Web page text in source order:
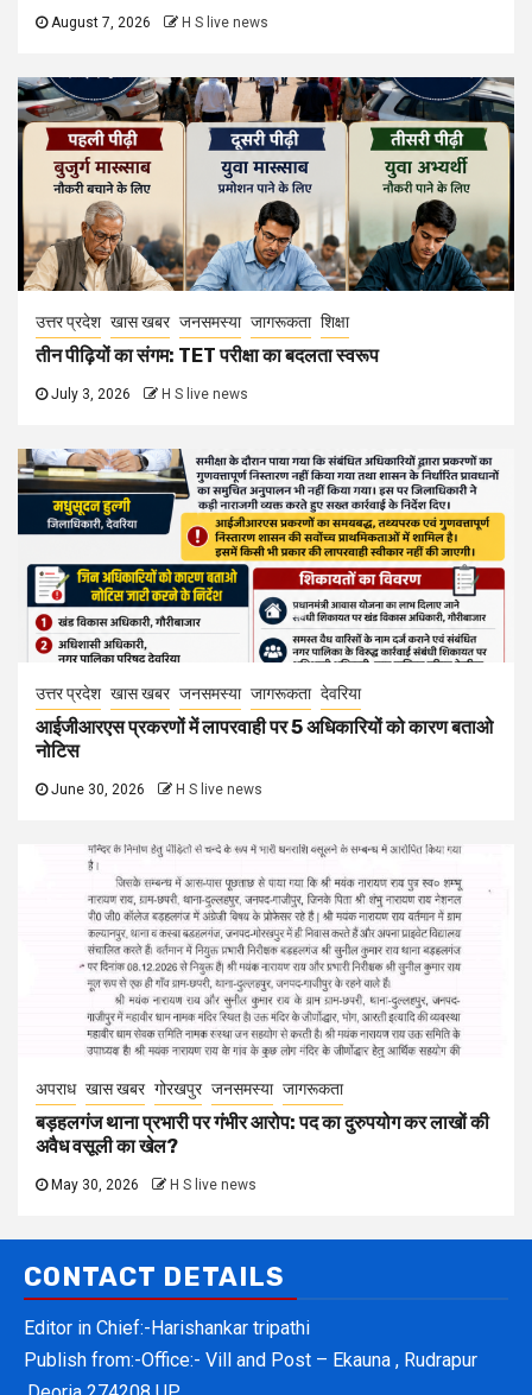
August 7, 2026 H S live news
उत्तर प्रदेश खास खबर जनसमस्या जागरूकता शिक्षा
तीन पीढ़ियों का संगम: TET परीक्षा का बदलता स्वरूप
July 3, 2026 H S live news
उत्तर प्रदेश खास खबर जनसमस्या जागरूकता देवरिया
आईजीआरएस प्रकरणों में लापरवाही पर 5 अधिकारियों को कारण बताओ
नोटिस
June 30, 2026 H S live news
अपराध खास खबर गोरखपुर जनसमस्या जागरूकता
बड़हलगंज थाना प्रभारी पर गंभीर आरोप: पद का दुरुपयोग कर लाखों की
अवैध वसूली का खेल?
May 30, 2026 H S live news
CONTACT DETAILS
Editor in Chief:-Harishankar tripathi
Publish from:-Office:- Vill and Post – Ekauna , Rudrapur